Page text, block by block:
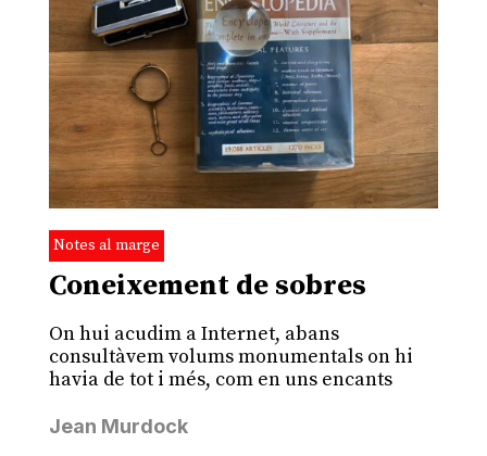
Notes al marge
Coneixement de sobres
On hui acudim a Internet, abans
consultàvem volums monumentals on hi
havia de tot i més, com en uns encants
Jean Murdock